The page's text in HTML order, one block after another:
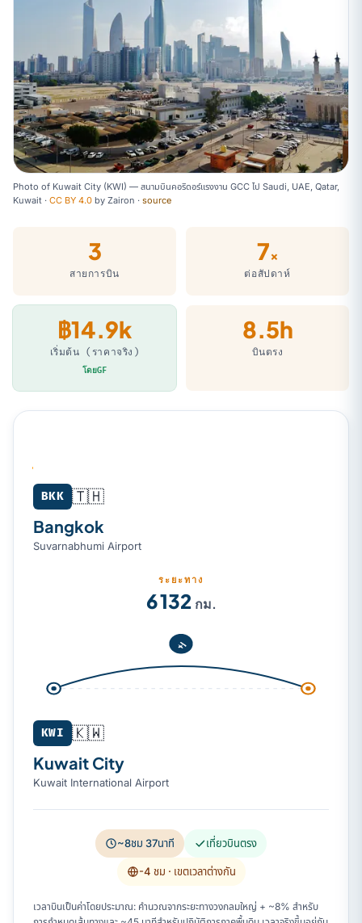
Photo of Kuwait City (KWI) — สนามบินคอริดอร์แรงงาน GCC ไป Saudi, UAE, Qatar,
Kuwait · CC BY 4.0 by Zairon · source
3
สายการบิน
7×
ต่อสัปดาห์
฿14.9k
เริ่มต้น (ราคาจริง)
โดยGF
8.5h
บินตรง
Bangkok (BKK) → Kuwait City (KWI)
BKK 🇹🇭
Bangkok
Suvarnabhumi Airport
ระยะทาง
6 132 กม.
KWI 🇰🇼
Kuwait City
Kuwait International Airport
~8ชม 37นาที เที่ยวบินตรง
-4 ชม · เขตเวลาต่างกัน
เวลาบินเป็นค่าโดยประมาณ: คำนวณจากระยะทางวงกลมใหญ่ + ~8% สำหรับ